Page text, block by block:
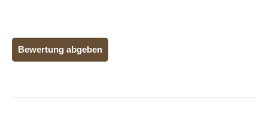
Bewertung abgeben